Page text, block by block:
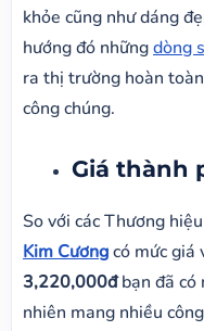
khỏe cũng như dáng
hướng đó nhữngdòng
ra thị trường hoàn
công chúng.
Giá thành
So với các Thương
Kim Cươngcó mức giá
3,220,000đbạn đã có
nhiên mang nhiều